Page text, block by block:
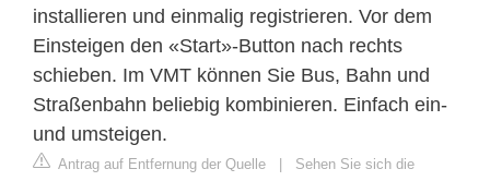
installieren und einmalig registrieren. Vor dem
Einsteigen den «Start»-Button nach rechts
schieben. Im VMT können Sie Bus, Bahn und
Straßenbahn beliebig kombinieren. Einfach ein-
und umsteigen.
Antrag auf Entfernung der Quelle | Sehen Sie sich die